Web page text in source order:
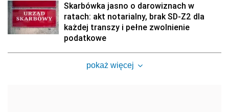
Skarbówka jasno o darowiznach w
ratach: akt notarialny, brak SD-Z2 dla
każdej transzy i pełne zwolnienie
podatkowe
pokaż więcej